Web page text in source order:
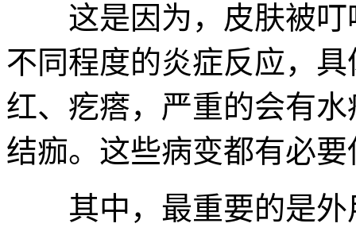
这是因为，皮肤被叮
不同程度的炎症反应，
红、疙瘩，严重的会有
结痂。这些病变都有必
其中，最重要的是外